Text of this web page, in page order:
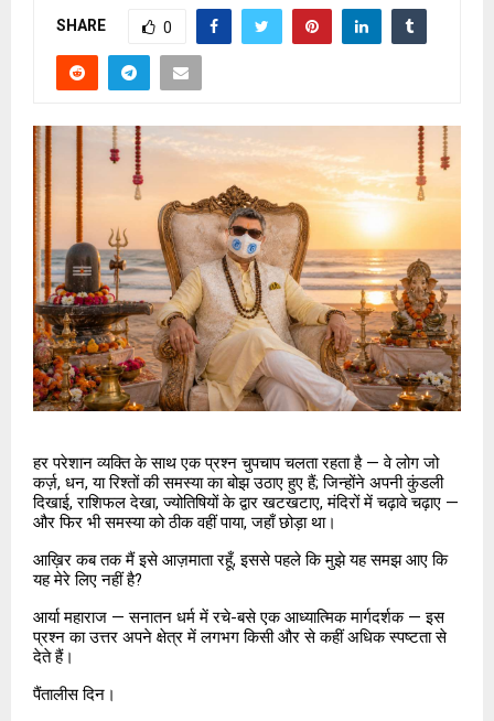
SHARE 0
हर परेशान व्यक्ति के साथ एक प्रश्न चुपचाप चलता रहता है — वे लोग जो
कर्ज़, धन, या रिश्तों की समस्या का बोझ उठाए हुए हैं; जिन्होंने अपनी कुंडली
दिखाई, राशिफल देखा, ज्योतिषियों के द्वार खटखटाए, मंदिरों में चढ़ावे चढ़ाए —
और फिर भी समस्या को ठीक वहीं पाया, जहाँ छोड़ा था।
आख़िर कब तक मैं इसे आज़माता रहूँ, इससे पहले कि मुझे यह समझ आए कि
यह मेरे लिए नहीं है?
आर्या महाराज — सनातन धर्म में रचे-बसे एक आध्यात्मिक मार्गदर्शक — इस
प्रश्न का उत्तर अपने क्षेत्र में लगभग किसी और से कहीं अधिक स्पष्टता से
देते हैं।
पैंतालीस दिन।